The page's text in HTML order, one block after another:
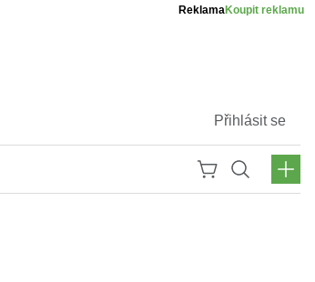
ReklamaKoupit reklamu
Přihlásit se